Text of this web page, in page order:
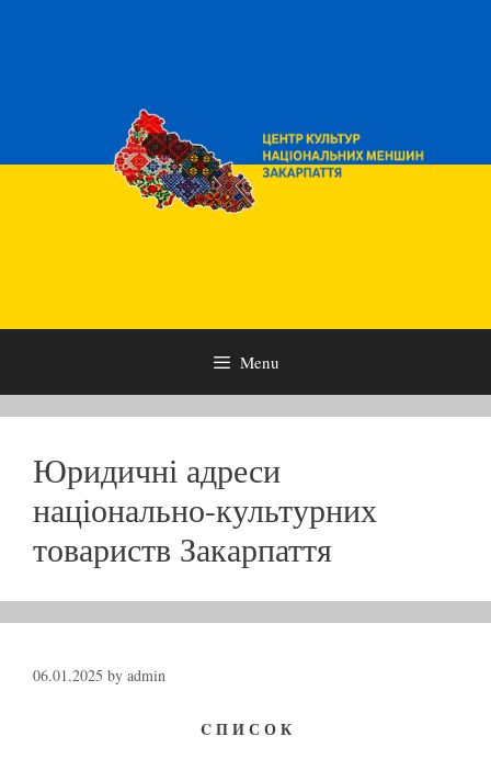
Menu
Юридичні адреси
національно-культурних
товариств Закарпаття
06.01.2025 by admin
C П И С О К